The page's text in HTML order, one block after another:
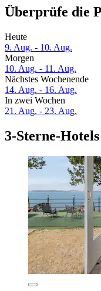
Überprüfe die
Heute
9. Aug. - 10. Aug.
Morgen
10. Aug. - 11. Aug.
Nächstes Wochenende
14. Aug. - 16. Aug.
In zwei Wochen
21. Aug. - 23. Aug.
3-Sterne-